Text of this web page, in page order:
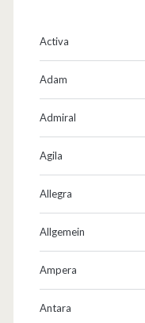
Activa
Adam
Admiral
Agila
Allegra
Allgemein
Ampera
Antara